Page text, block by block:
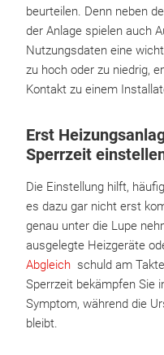
beurteilen. Denn neben
der Anlage spielen auch
Nutzungsdaten eine
zu hoch oder zu niedrig,
Kontakt zu einem
Erst
Sperrzeit
Die Einstellung hilft,
es dazu gar nicht erst
genau unter die Lupe
ausgelegte Heizgeräte
Abgleich schuld am
Sperrzeit bekämpfen Sie
Symptom, während die
bleibt.